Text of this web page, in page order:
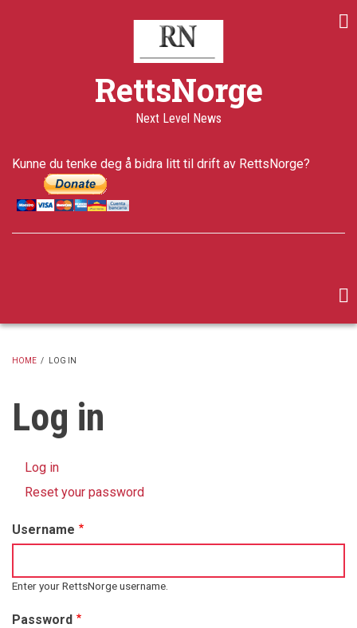
RettsNorge
Next Level News
Kunne du tenke deg å bidra litt til drift av RettsNorge?
HOME / LOG IN
Log in
Primary
Log in
tab)
Reset your password
Username
Enter your RettsNorge username.
Password